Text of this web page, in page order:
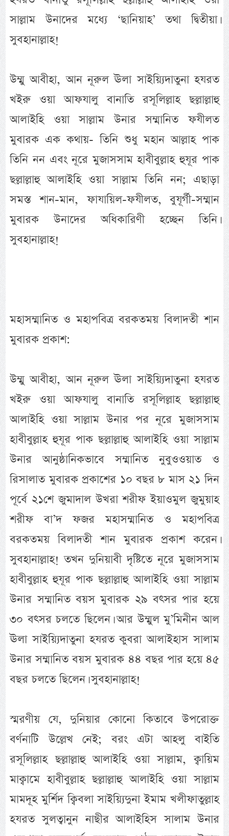
সাল্লাম উনাদের মধ্যে ‘ছানিয়াহ’ তথা দ্বিতীয়া।
সুবহানাল্লাহ!
উম্মু আবীহা, আন নূরুল ঊলা সাইয়্যিদাতুনা হযরত
খইরু ওয়া আফযালু বানাতি রসূলিল্লাহ ছল্লাল্লাহু
আলাইহি ওয়া সাল্লাম উনার সম্মানিত ফযীলত
মুবারক এক কথায়- তিনি শুধু মহান আল্লাহ পাক
তিনি নন এবং নূরে মুজাসসাম হাবীবুল্লাহ হুযূর পাক
ছল্লাল্লাহু আলাইহি ওয়া সাল্লাম তিনি নন; এছাড়া
সমস্ত শান-মান, ফাযায়িল-ফযীলত, বুযূর্গী-সম্মান
মুবারক উনাদের অধিকারিণী হচ্ছেন তিনি।
সুবহানাল্লাহ!
মহাসম্মানিত ও মহাপবিত্র বরকতময় বিলাদতী শান
মুবারক প্রকাশ:
উম্মু আবীহা, আন নূরুল ঊলা সাইয়্যিদাতুনা হযরত
খইরু ওয়া আফযালু বানাতি রসূলিল্লাহ ছল্লাল্লাহু
আলাইহি ওয়া সাল্লাম উনার পর নূরে মুজাসসাম
হাবীবুল্লাহ হুযূর পাক ছল্লাল্লাহু আলাইহি ওয়া সাল্লাম
উনার আনুষ্ঠানিকভাবে সম্মানিত নুবুওওয়াত ও
রিসালাত মুবারক প্রকাশের ১০ বছর ৮ মাস ২১ দিন
পূর্বে ২১শে জুমাদাল উখরা শরীফ ইয়াওমুল জুমুয়াহ
শরীফ বা’দ ফজর মহাসম্মানিত ও মহাপবিত্র
বরকতময় বিলাদতী শান মুবারক প্রকাশ করেন।
সুবহানাল্লাহ! তখন দুনিয়াবী দৃষ্টিতে নূরে মুজাসসাম
হাবীবুল্লাহ হুযূর পাক ছল্লাল্লাহু আলাইহি ওয়া সাল্লাম
উনার সম্মানিত বয়স মুবারক ২৯ বৎসর পার হয়ে
৩০ বৎসর চলতে ছিলেন। আর উম্মুল মু’মিনীন আল
ঊলা সাইয়্যিদাতুনা হযরত কুবরা আলাইহাস সালাম
উনার সম্মানিত বয়স মুবারক ৪৪ বছর পার হয়ে ৪৫
বছর চলতে ছিলেন। সুবহানাল্লাহ!
স্মরণীয় যে, দুনিয়ার কোনো কিতাবে উপরোক্ত
বর্ণনাটি উল্লেখ নেই; বরং এটা আহলু বাইতি
রসূলিল্লাহ ছল্লাল্লাহু আলাইহি ওয়া সাল্লাম, ক্বায়িম
মাক্বামে হাবীবুল্লাহ ছল্লাল্লাহু আলাইহি ওয়া সাল্লাম
মামদূহ মুর্শিদ ক্বিবলা সাইয়্যিদুনা ইমাম খলীফাতুল্লাহ
হযরত সুলত্বানুন নাছীর আলাইহিস সালাম উনার